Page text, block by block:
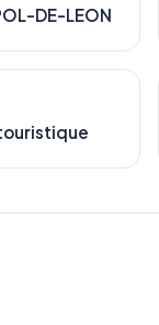
DE-LEON